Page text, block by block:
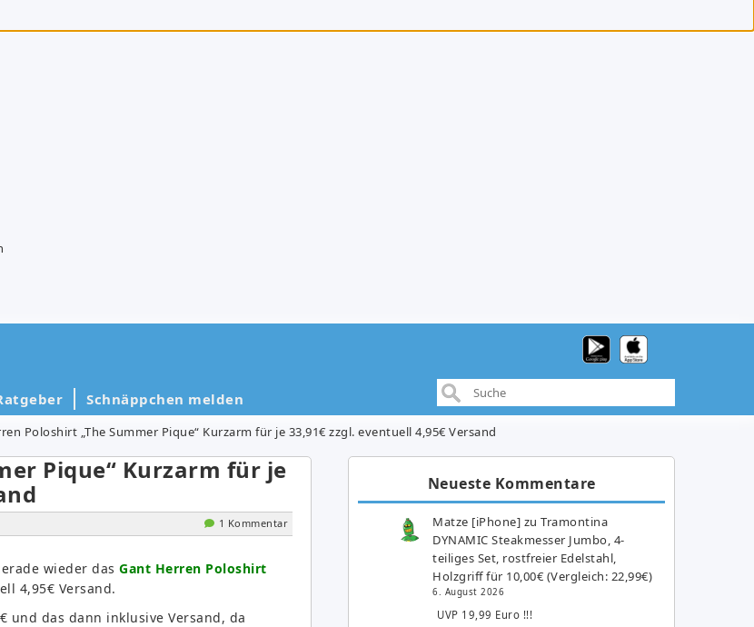
Schnäppchen melden
Poloshirt „The Summer Pique“ Kurzarm für je 33,91€ zzgl. eventuell 4,95€ Versand
Pique“ Kurzarm für je
1 Kommentar
wieder das Gant Herren Poloshirt
4,95€ Versand.
und das dann inklusive Versand, da
Neueste Kommentare
Matze [iPhone] zuTramontina
DYNAMIC Steakmesser Jumbo, 4-
teiliges Set, rostfreier Edelstahl,
Holzgriff für 10,00€ (Vergleich: 22,99€)
6. August 2026
UVP 19,99 Euro !!!